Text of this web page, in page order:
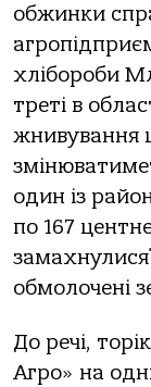
обжинки
хлібороби
треті в
жнивування
один із
по 167
обмолочені
До речі,
Агро» на